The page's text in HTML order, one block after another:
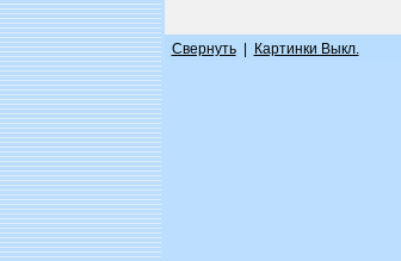
Свернуть| Картинки Выкл.